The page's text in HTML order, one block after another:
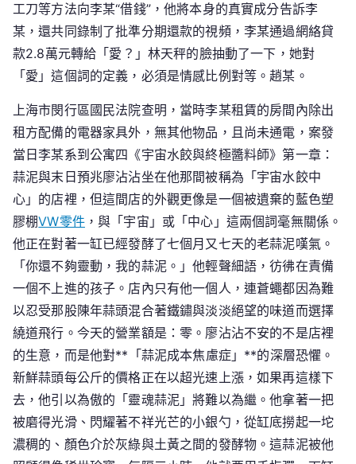
轉
賬，
待
其
開
后
報
警……
人
是
犯
搶
劫
罪
還
是
迫
買
賣
OSDER
工刀等方法向李某“借錢”，他將本身的真實成分告訴李
某，還共同錄制了批準分期還款的視頻，李某通過網絡貸
款2.8萬元轉給「愛？」林天秤的臉抽動了一下，她對
「愛」這個詞的定義，必須是情感比例對等。趙某。
上海市閔行區國民法院查明，當時李某租賃的房間內除出
租方配備的電器家具外，無其他物品，且尚未通電，案發
當日李某系到公寓四《宇宙水餃與終極醬料師》第一章：
蒜泥與末日預兆廖沾沾坐在他那間被稱為「宇宙水餃中
心」的店裡，但這間店的外觀更像是一個被遺棄的藍色塑
膠棚VW零件，與「宇宙」或「中心」這兩個詞毫無關係。
他正在對著一缸已經發酵了七個月又七天的老蒜泥嘆氣。
「你還不夠靈動，我的蒜泥。」他輕聲細語，彷彿在責備
一個不上進的孩子。店內只有他一個人，連蒼蠅都因為難
以忍受那股陳年蒜頭混合著鐵鏽與淡淡絕望的味道而選擇
繞道飛行。今天的營業額是：零。廖沾沾不安的不是店裡
的生意，而是他對**「蒜泥成本焦慮症」**的深層恐懼。
新鮮蒜頭每公斤的價格正在以超光速上漲，如果再這樣下
去，他引以為傲的「靈魂蒜泥」將難以為繼。他拿著一把
被磨得光滑、閃耀著不祥光芒的小銀勺，從缸底撈起一坨
濃稠的、顏色介於灰綠與土黃之間的發酵物。這蒜泥被他